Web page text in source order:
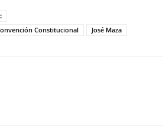
Constitucional José Maza